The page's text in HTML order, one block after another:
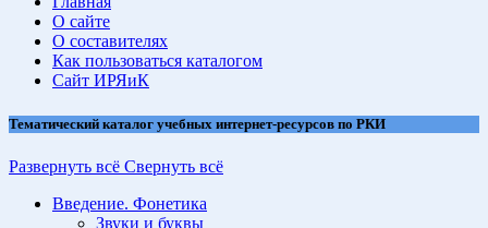
О сайте
О составителях
Как пользоваться каталогом
Cайт ИРЯиК
Тематический каталог учебных интернет-ресурсов по РКИ
Развернуть всё Свернуть всё
Введение. Фонетика
Звуки и буквы